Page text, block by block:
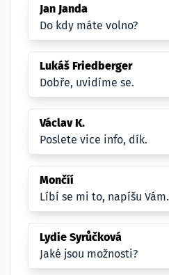
Jan Janda
Do kdy máte volno?
Lukáš Friedberger
Dobře, uvidíme se.
Václav K.
Poslete vice info, dík.
Mončíí
Líbí se mi to, napíšu Vám.
Lydie Syrůčková
Jaké jsou možnosti?